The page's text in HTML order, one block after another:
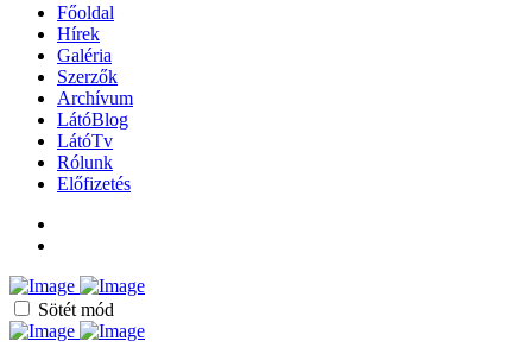
Főoldal
Hírek
Galéria
Szerzők
Archívum
LátóBlog
LátóTv
Rólunk
Előfizetés
Sötét mód